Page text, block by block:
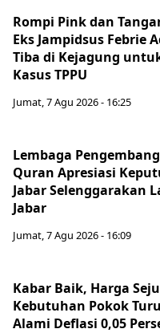
Rompi Pink dan
Eks Jampidsus Febrie
Tiba di Kejagung
Kasus TPPU
Jumat, 7 Agu 2026 - 16:25
Lembaga
Quran Apresiasi
Jabar Selenggarakan
Jabar
Jumat, 7 Agu 2026 - 16:09
Kabar Baik, Harga
Kebutuhan Pokok
Alami Deflasi 0,05